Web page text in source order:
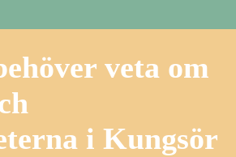
veta om
i Kungsör